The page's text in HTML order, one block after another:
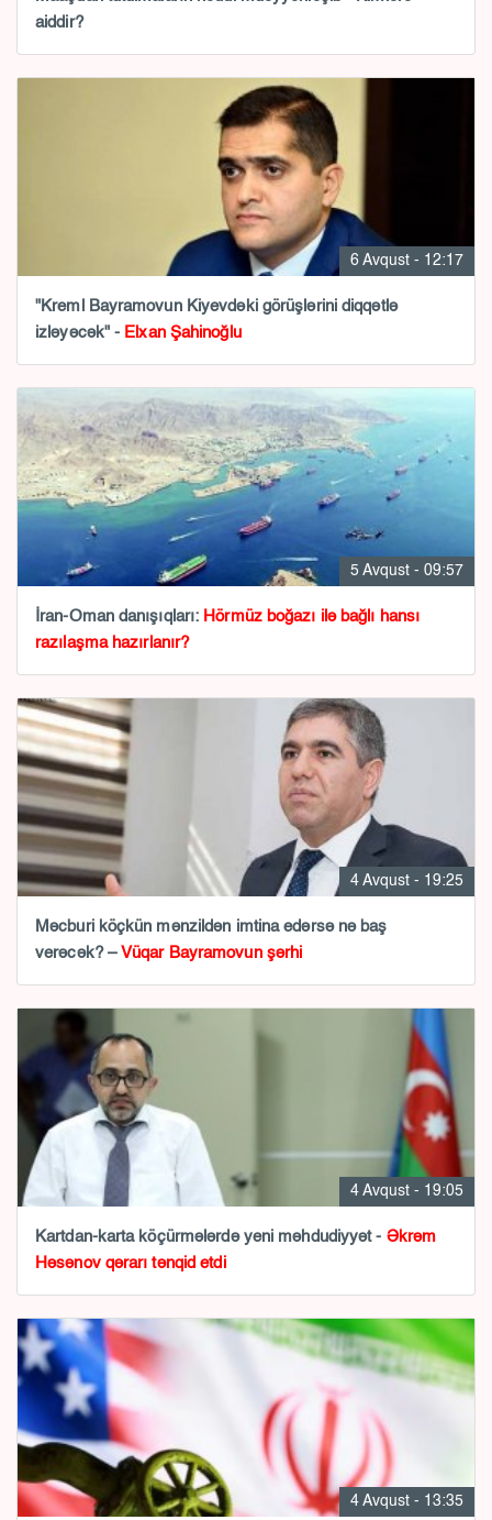
aiddir?
6 Avqust - 12:17
"Kreml Bayramovun Kiyevdəki görüşlərini diqqətlə
izləyəcək" - Elxan Şahinoğlu
5 Avqust - 09:57
İran-Oman danışıqları: Hörmüz boğazı ilə bağlı hansı
razılaşma hazırlanır?
4 Avqust - 19:25
Məcburi köçkün mənzildən imtina edərsə nə baş
verəcək? – Vüqar Bayramovun şərhi
4 Avqust - 19:05
Kartdan-karta köçürmələrdə yeni məhdudiyyət - Əkrəm
Həsənov qərarı tənqid etdi
4 Avqust - 13:35